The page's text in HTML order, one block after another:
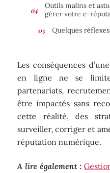
Outils malins et
gérer votre e-
Quelques
Les conséquences
en ligne ne se
partenariats,
être impactés sans
cette réalité, des
surveiller, corriger et
réputation numérique.
A lire également :